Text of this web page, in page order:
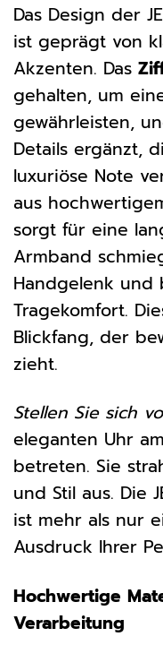
Das Design der
ist geprägt von
Akzenten. Das
gehalten, um
gewährleisten,
Details ergänzt,
luxuriöse Note
aus
sorgt für eine
Armband
Handgelenk
Tragekomfort.
Blickfang, der
zieht.
Stellen Sie sich
eleganten Uhr
betreten. Sie
und Stil aus. Die
ist mehr als nur
Ausdruck Ihrer
Hochwertige
Verarbeitung